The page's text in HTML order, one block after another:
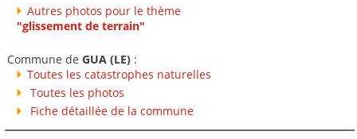
Autres photos pour le thème
"glissement de terrain"
Commune de GUA (LE):
Toutes les catastrophes naturelles
Toutes les photos
Fiche détaillée de la commune